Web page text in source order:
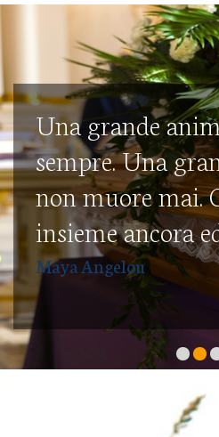
Una grande
sempre. Una
non muore mai.
insieme ancora
Maya Angelou